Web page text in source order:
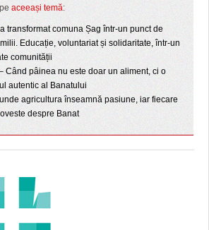
aceeași temă:
transformat comuna Șag într-un punct de
Educație, voluntariat și solidaritate, într-un
comunității
Când pâinea nu este doar un aliment, ci o
autentic al Banatului
agricultura înseamnă pasiune, iar fiecare
despre Banat